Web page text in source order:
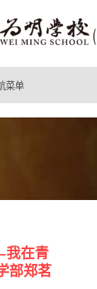
菜单
我在青
部郑茗